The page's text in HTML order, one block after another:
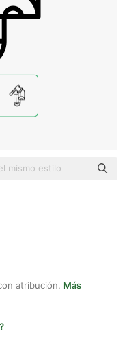
atribución. Más